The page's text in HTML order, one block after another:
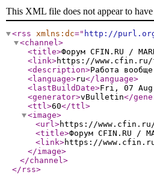
This XML file does not appear to
<rss xmlns:dc=" http://
<channel>
<title>Форум CFIN.RU /
<link>https://www.cfin.ru/
<description>Работа
<language>ru</language>
<lastBuildDate>Fri, 07 Aug
<generator>vBulletin</
<ttl>60</ttl>
<image>
<url>https://www.cfin.ru/
<title>Форум CFIN.RU /
<link>https://
</image>
</channel>
</rss>